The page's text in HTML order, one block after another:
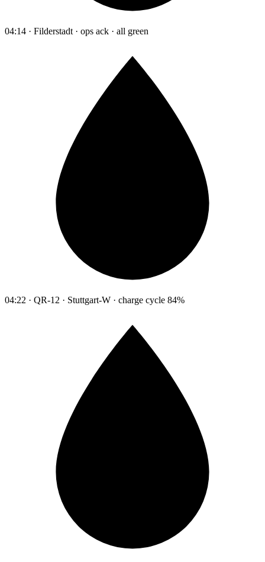
04:14 · Filderstadt · ops ack · all green
04:22 · QR-12 · Stuttgart-W · charge cycle 84%